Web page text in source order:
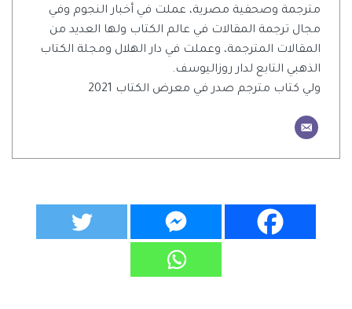
مترجمة وصحفية مصرية، عملت في أخبار النجوم وفي
مجال ترجمة المقالات في عالم الكتاب ولها العديد من
المقالات المترجمة، وعملت في دار الهلال ومجلة الكتاب
الذهبي التابع لدار روزاليوسف.
ولي كتاب مترجم صدر في معرض الكتاب 2021